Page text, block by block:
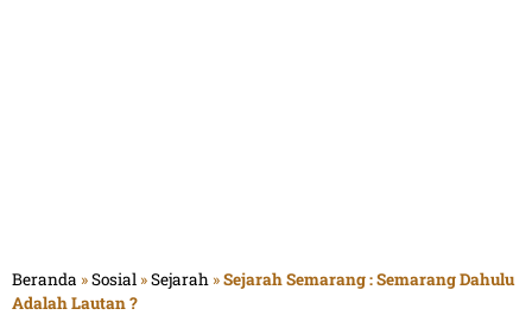
Beranda »Sosial »Sejarah »Sejarah Semarang : Semarang Dahulu
Adalah Lautan ?